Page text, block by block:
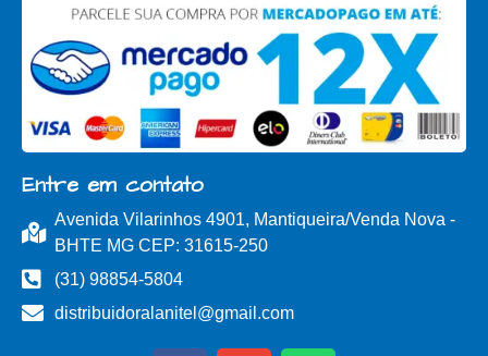
Entre em contato
Avenida Vilarinhos 4901, Mantiqueira/Venda Nova -
BHTE MG CEP: 31615-250
(31) 98854-5804
distribuidoralanitel@gmail.com